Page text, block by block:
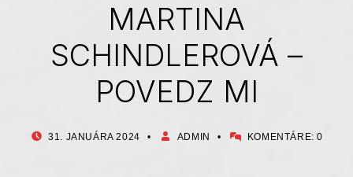
MARTINA
SCHINDLEROVÁ –
POVEDZ MI
PUBLIKOVANÉ DŇA:
31. JANUÁRA 2024 ADMIN KOMENTÁRE: 0